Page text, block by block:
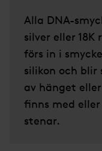
Alla DNA-
silver eller
förs in i
silikon och blir
av hänget
finns med
stenar.